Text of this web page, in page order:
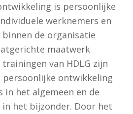
is persoonlijke
werknemers en
de organisatie
maatwerk
van HDLG zijn
persoonlijke ontwikkeling
in het algemeen en de
het bijzonder. Door het